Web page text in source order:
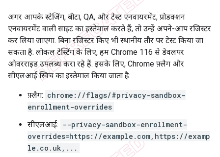
अगर आपके स्टेजिंग, बीटा, QA, और टेस्ट एनवायरमेंट, प्रोडक्शन
एनवायरमेंट वाली साइट का इस्तेमाल करते हैं, तो उन्हें अपने-आप रजिस्टर
कर लिया जाएगा. बिना रजिस्टर किए भी स्थानीय तौर पर टेस्ट किया जा
सकता है. लोकल टेस्टिंग के लिए, हम Chrome 116 से डेवलपर
ओवरराइड उपलब्ध करा रहे हैं. इसके लिए, Chrome फ़्लैग और
सीएलआई स्विच का इस्तेमाल किया जाता है:
फ़्लैग: chrome://flags/#privacy-sandbox-
enrollment-overrides
सीएलआई: --privacy-sandbox-enrollment-
overrides=https://example.com,https://examp
le.co.uk,...